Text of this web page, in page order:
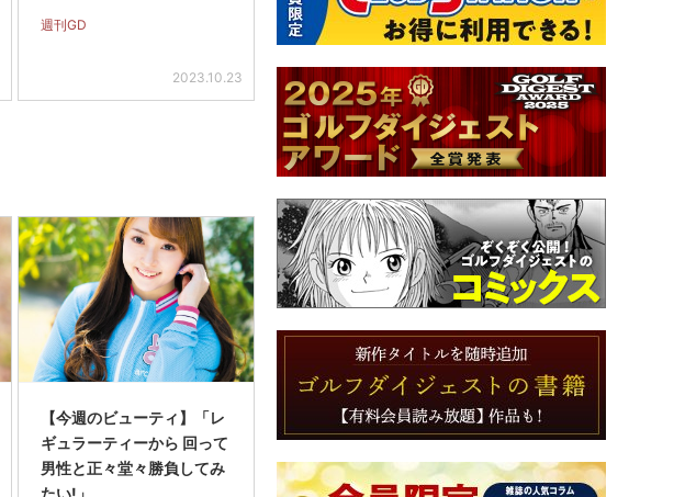
週刊GD
2023.10.23
【今週のビューティ】「レ
ギュラーティーから 回って
男性と正々堂々勝負してみ